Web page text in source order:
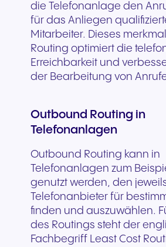
die Telefonanlage den
für das Anliegen
Mitarbeiter. Dieses
Routing optimiert die
Erreichbarkeit und
der Bearbeitung von
Outbound Routing in
Telefonanlagen
Outbound Routing kann in
Telefonanlagen zum
genutzt werden, den
Telefonanbieter für
finden und auszuwählen.
des Routings steht der
Fachbegriff Least Cost